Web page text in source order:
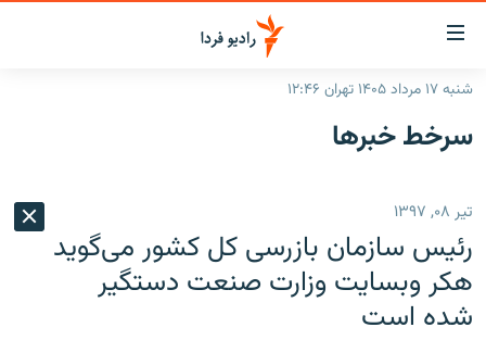
لینک‌های
قابلیت
دسترسی
بازگشت
اصلی
رفتن
صفحه
جستجو
ایران
رادیو
انتخاب کنید و بشنوید
برنامه‌های رادیویی
پادکست
چندرسانه‌ای
شنبه ۱۷ مرداد ۱۴۰۵ تهران ۱۲:۴۶
سرخط‌ خبرها
تیر ۰۸, ۱۳۹۷
رئیس سازمان بازرسی کل کشور می‌گوید
هکر وبسایت وزارت صنعت دستگیر
شده است